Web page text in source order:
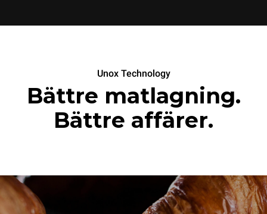
Unox Technology
Bättre matlagning.
Bättre affärer.